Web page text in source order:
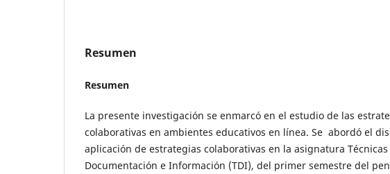
Resumen
Resumen
La presente investigación se enmarcó en el estudio de las
colaborativas en ambientes educativos en línea. Se abordó el
aplicación de estrategias colaborativas en la asignatura
Documentación e Información (TDI), del primer semestre del